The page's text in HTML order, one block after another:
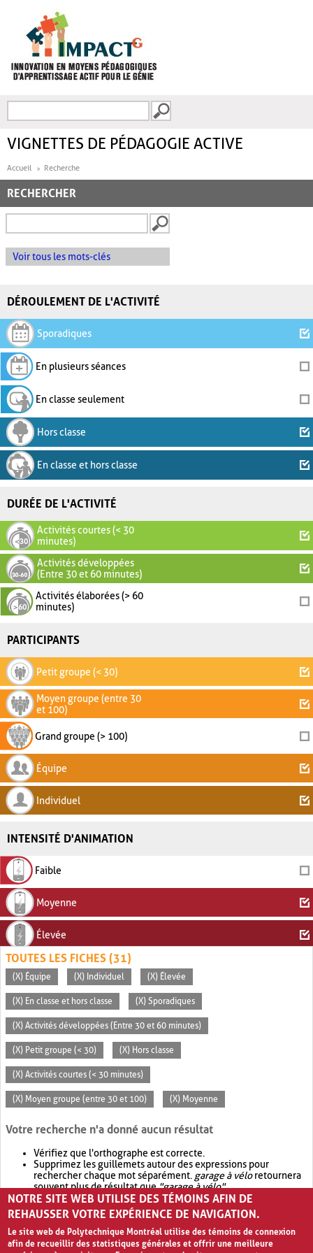
FORMULAIRE DE
VIGNETTES DE PÉDAGOGIE ACTIVE
Accueil Recherche
RECHERCHER
Voir tous les mots-clés
DÉROULEMENT DE L'ACTIVITÉ
Sporadiques
En plusieurs séances
En classe seulement
Hors classe
En classe et hors classe
DURÉE DE L'ACTIVITÉ
Activités courtes (< 30
minutes)
Activités développées
(Entre 30 et 60 minutes)
Activités élaborées (> 60
minutes)
PARTICIPANTS
Petit groupe (< 30)
Moyen groupe (entre 30
et 100)
Grand groupe (> 100)
Équipe
Individuel
INTENSITÉ D'ANIMATION
Faible
Moyenne
Élevée
TOUTES LES FICHES (31)
(X) Équipe (X) Individuel (X) Élevée
(X) En classe et hors classe (X) Sporadiques
(X) Activités développées (Entre 30 et 60 minutes)
(X) Petit groupe (< 30) (X) Hors classe
(X) Activités courtes (< 30 minutes)
(X) Moyen groupe (entre 30 et 100) (X) Moyenne
Votre recherche n'a donné aucun résultat
Vérifiez que l'orthographe est correcte.
Supprimez les guillemets autour des expressions pour
rechercher chaque mot séparément. garage à véloretournera
souvent plus de résultat que"garage à vélo".
Envisagez d'élargir votre recherche avec OR.garage OR vélo
retournera souvent plus de résultat quegarage à vélo
NOTRE SITE WEB UTILISE DES TÉMOINS AFIN DE
REHAUSSER VOTRE EXPÉRIENCE DE NAVIGATION.
Le site web de Polytechnique Montréal utilise des témoins de connexion
afin de recueillir des statistiques générales et offrir une meilleure